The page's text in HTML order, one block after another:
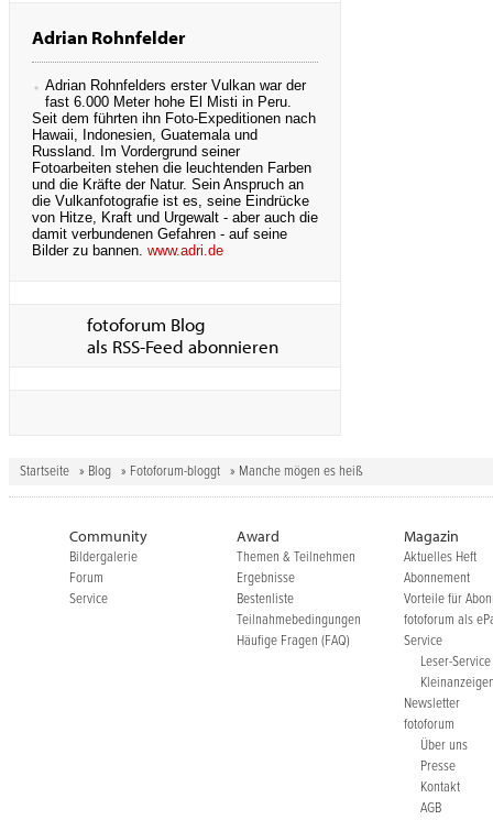
Adrian Rohnfelder
Adrian Rohnfelders erster Vulkan war der
fast 6.000 Meter hohe El Misti in Peru.
Seit dem führten ihn Foto-Expeditionen nach
Hawaii, Indonesien, Guatemala und
Russland. Im Vordergrund seiner
Fotoarbeiten stehen die leuchtenden Farben
und die Kräfte der Natur. Sein Anspruch an
die Vulkanfotografie ist es, seine Eindrücke
von Hitze, Kraft und Urgewalt - aber auch die
damit verbundenen Gefahren - auf seine
Bilder zu bannen. www.adri.de
fotoforum Blog
als RSS-Feed abonnieren
Startseite » Blog » Fotoforum-bloggt » Manche mögen es heiß
Community
Bildergalerie
Forum
Service
Award
Themen & Teilnehmen
Ergebnisse
Bestenliste
Teilnahmebedingungen
Häufige Fragen (FAQ)
Magazin
Aktuelles Heft
Abonnement
Vorteile für
fotoforum als
Service
Leser-Service
Newsletter
fotoforum
Über uns
Presse
Kontakt
AGB